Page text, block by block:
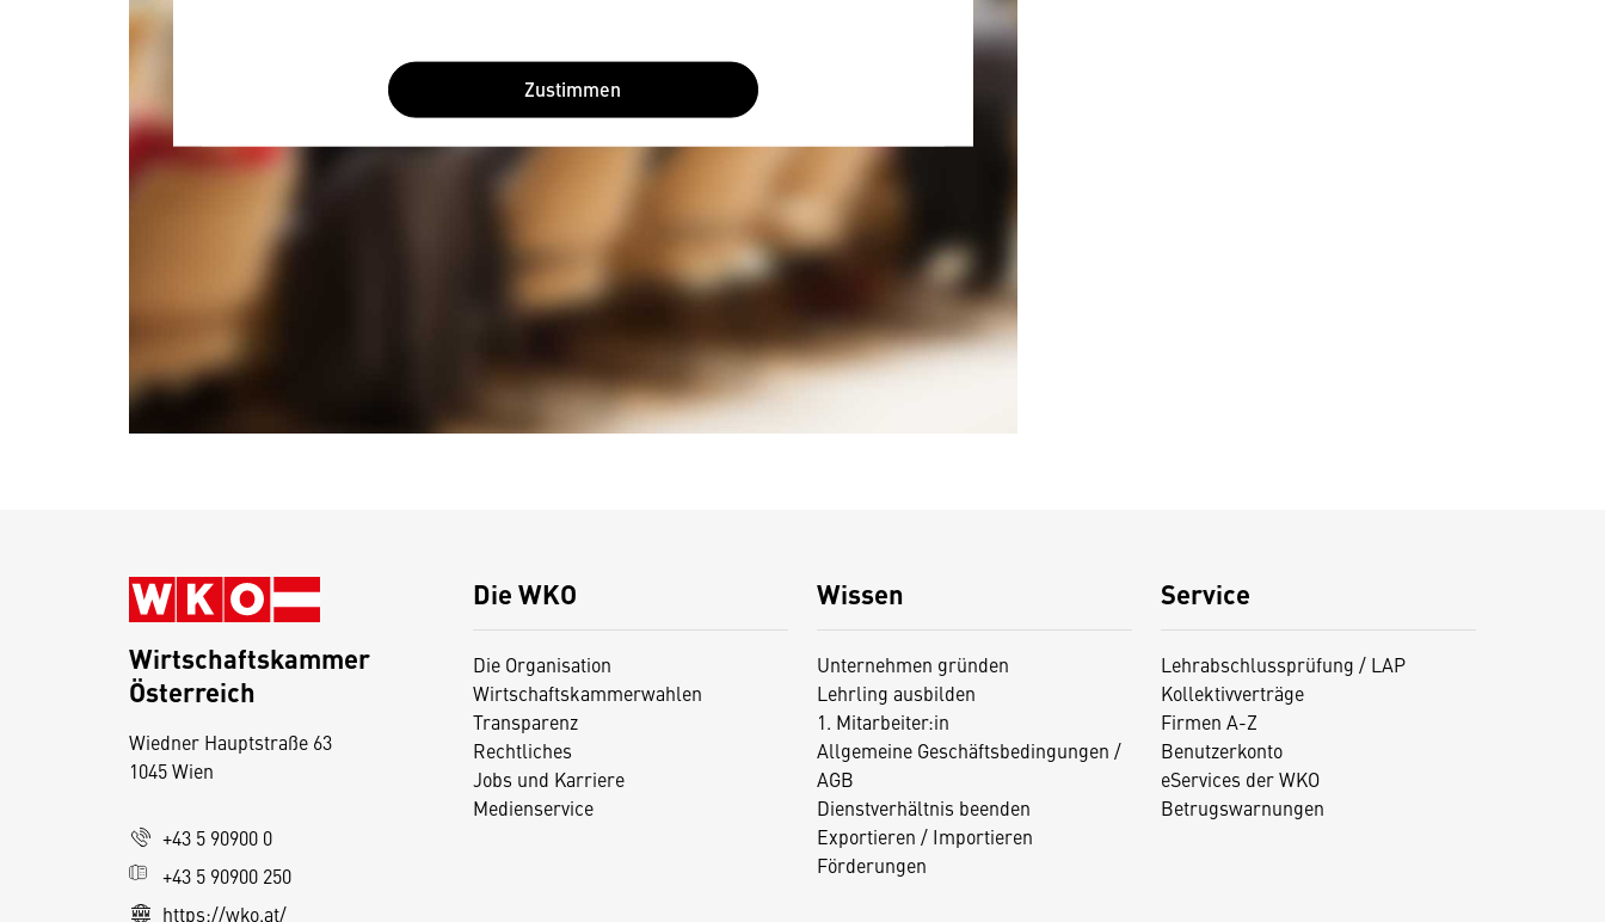
Zustimmen
Die WKO
Die Organisation
Wirtschaftskammerwahlen
Transparenz
Rechtliches
Jobs und Karriere
Medienservice
Wissen
Unternehmen gründen
Lehrling ausbilden
1. Mitarbeiter:in
Allgemeine Geschäftsbedingungen /
AGB
Dienstverhältnis beenden
Exportieren / Importieren
Förderungen
Service
Lehrabschlussprüfung / LAP
Kollektivverträge
Firmen A-Z
Benutzerkonto
eServices der WKO
Betrugswarnungen
Wirtschaftskammer
Österreich
Wiedner Hauptstraße 63
1045 Wien
+43 5 90900 0
+43 5 90900 250
https://wko.at/